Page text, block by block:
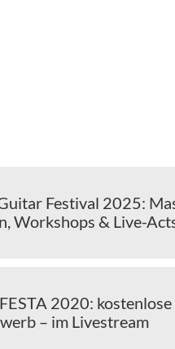
Festival 2025:
Workshops & Live-
2020:
– im Livestream